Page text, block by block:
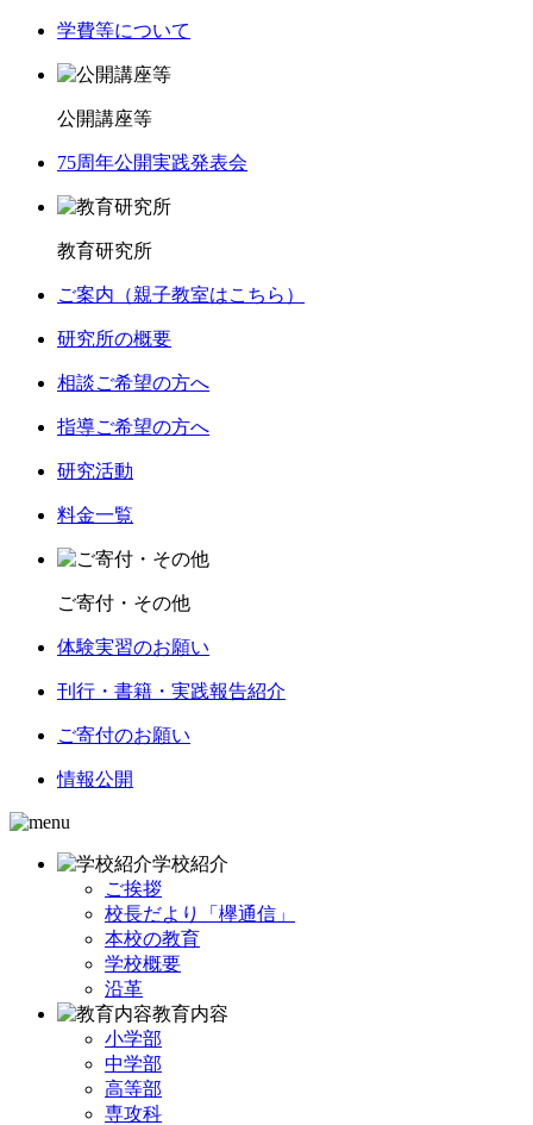
学費等について
公開講座等
75周年公開実践発表会
教育研究所
ご案内（親子教室はこちら）
研究所の概要
相談ご希望の方へ
指導ご希望の方へ
研究活動
料金一覧
ご寄付・その他
体験実習のお願い
刊行・書籍・実践報告紹介
ご寄付のお願い
情報公開
学校紹介
ご挨拶
校長だより「欅通信」
本校の教育
学校概要
沿革
教育内容
小学部
中学部
高等部
専攻科